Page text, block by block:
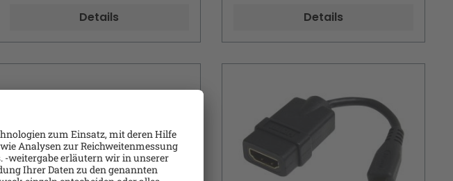
- DVI - SchwarzDetails Details